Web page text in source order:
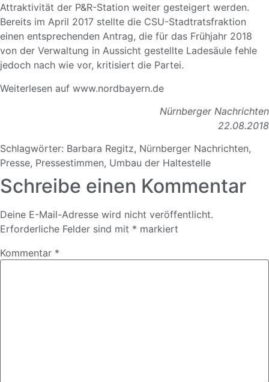
Attraktivität der P&R-Station weiter gesteigert werden.
Bereits im April 2017 stellte die CSU-Stadtratsfraktion
einen entsprechenden Antrag, die für das Frühjahr 2018
von der Verwaltung in Aussicht gestellte Ladesäule fehle
jedoch nach wie vor, kritisiert die Partei.
Weiterlesen auf www.nordbayern.de
Nürnberger Nachrichten
22.08.2018
Schlagwörter: Barbara Regitz, Nürnberger Nachrichten,
Presse, Pressestimmen, Umbau der Haltestelle
Schreibe einen Kommentar
Deine E-Mail-Adresse wird nicht veröffentlicht.
Erforderliche Felder sind mit * markiert
Kommentar *